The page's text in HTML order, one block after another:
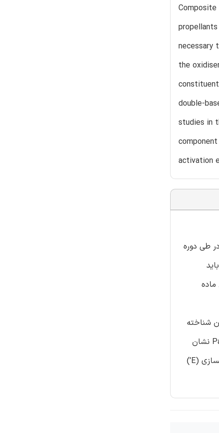
necessary
the
double-
studies in
activation
طی دوره
باید
شناخته
شده نیست [4-11]. از مطالعات پیری تسریع شده در طیف دمایی 40-75 درجه از پنج سوخت کامپوزیت ریخته‌گری, Kuletz و Pakulak [4] نشان
داده‌اند که مولفه اولیه تغییریافته در سطح مواجه شده, چسب است, درحالیکه در داخل, اکسیدکننده است. با این حال, آنها انرژی فعالسازی (E’)